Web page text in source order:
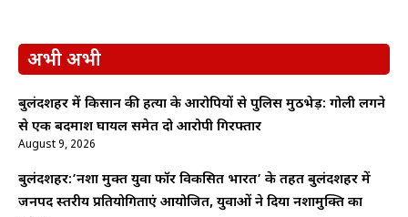
अभी अभी
बुलंदशहर में किसान की हत्या के आरोपियों से पुलिस मुठभेड़: गोली लगने
से एक बदमाश घायल समेत दो आरोपी गिरफ्तार
August 9, 2026
बुलंदशहर:’नशा मुक्त युवा फॉर विकसित भारत’ के तहत बुलंदशहर में
जनपद स्तरीय प्रतियोगिताएं आयोजित, युवाओं ने दिया नशामुक्ति का